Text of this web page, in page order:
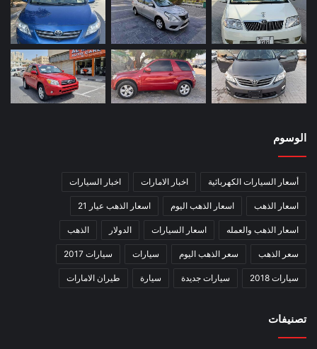
الوسوم
أسعار السيارات الكهربائية اخبار الامارات اخبار السيارات
اسعار الذهب اسعار الذهب اليوم اسعار الذهب عيار 21
اسعار الذهب والعمله اسعار السيارات الدولار الذهب
سعر الذهب سعر الذهب اليوم سيارات سيارات 2017
سيارات 2018 سيارات جديدة سيارة طيران الامارات
تصنيفات